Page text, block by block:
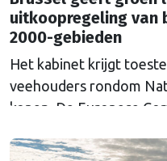
uitkoopregeling van
2000-gebieden
Het kabinet krijgt
veehouders rondom
kopen. De Europese